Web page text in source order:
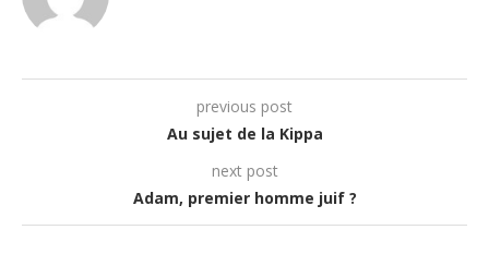
previous post
Au sujet de la Kippa
next post
Adam, premier homme juif ?